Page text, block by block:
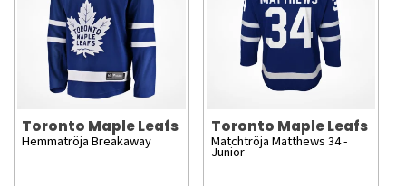
Toronto Maple Leafs
Hemmatröja Breakaway
Toronto Maple Leafs
Matchtröja Matthews 34 -
Junior